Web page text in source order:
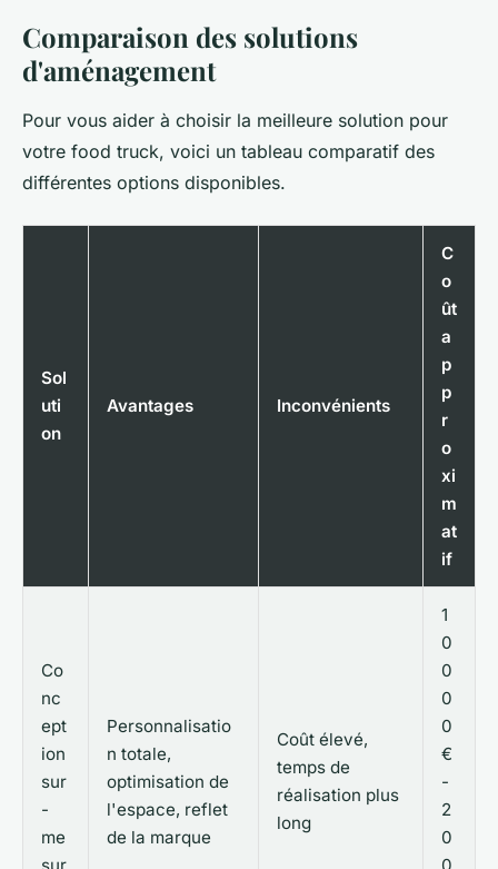
Comparaison des solutions
d'aménagement
Pour vous aider à choisir la meilleure solution pour
votre food truck, voici un tableau comparatif des
différentes options disponibles.
Sol
uti
on
Avantages Inconvénients
C
o
ût
a
p
p
r
o
xi
m
at
if
Co
nc
ept
ion
sur
-
me
Personnalisatio
n totale,
optimisation de
l'espace, reflet
de la marque
Coût élevé,
temps de
réalisation plus
long
1
0
0
0
0
€
-
2
0